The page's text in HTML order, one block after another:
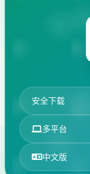
安全下载
多平台
中文版